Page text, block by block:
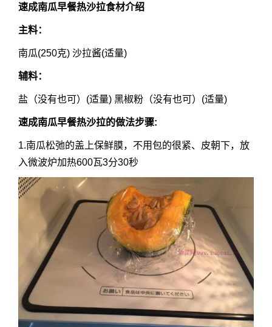
速成南瓜早餐热沙拉食材介绍
主料：
南瓜(250克) 沙拉酱(适量)
辅料：
盐（没有也可）(适量) 黑椒粉（没有也可）(适量)
速成南瓜早餐热沙拉的做法步骤:
1.南瓜松弛的盖上保鲜膜，不用包的很紧、皮朝下，放
入微波炉加热600瓦3分30秒